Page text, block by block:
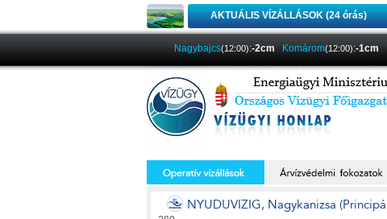
AKTUÁLIS VÍZÁLLÁSOK (24 órás)
Nagybajcs(12:00):-2cm Komárom(12:00):-1cm